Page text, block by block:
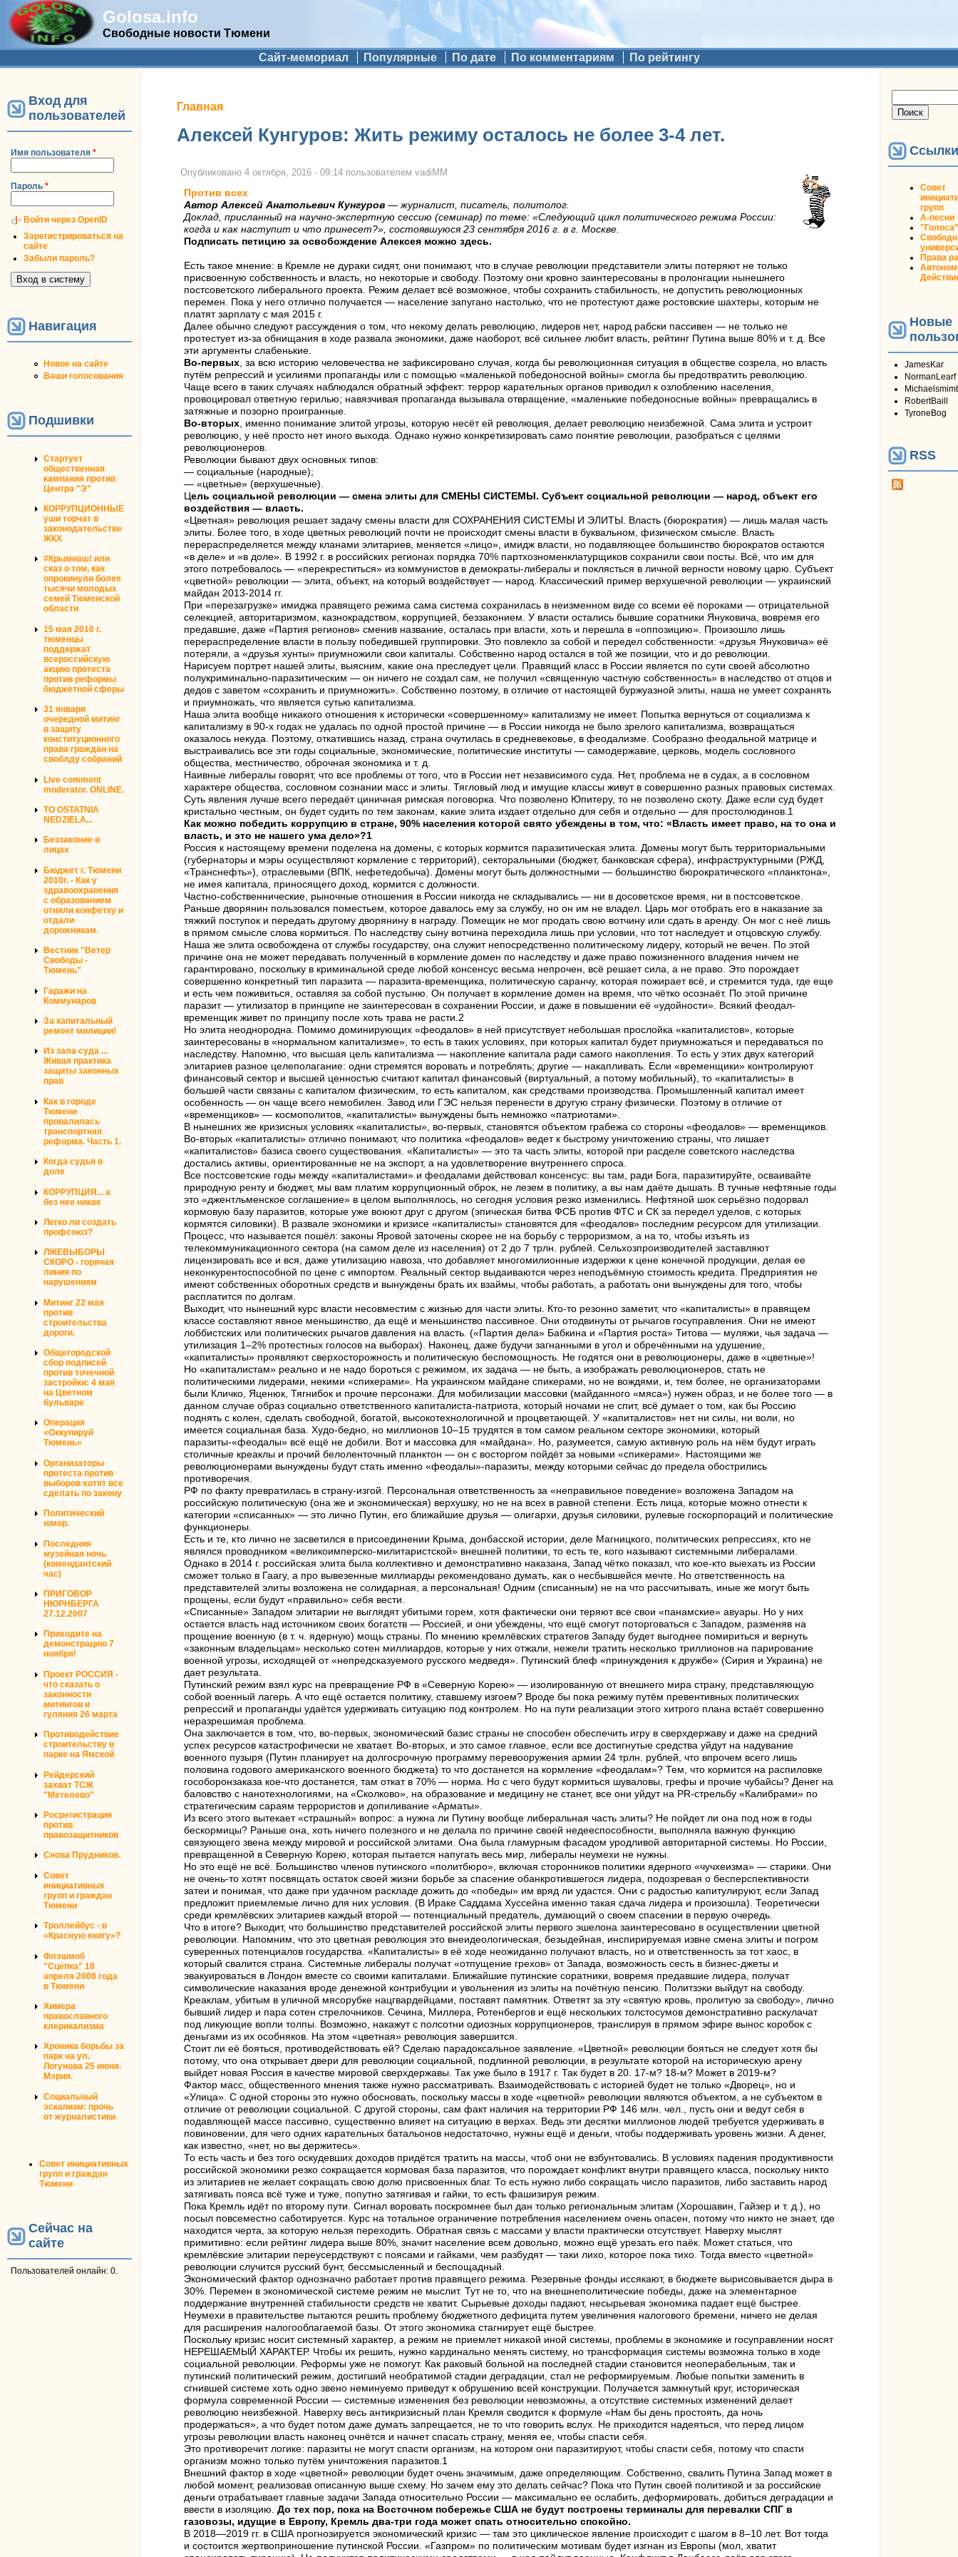
Golosa.info
Свободные новости Тюмени
Дополнительное меню Сайт-мемориал Популярные По дате По комментариям По рейтингу
Вход для
пользователей
Имя пользователя *
Пароль *
Войти через OpenID
Зарегистрироваться на
сайте
Забыли пароль?
Навигация
Новое на сайте
Ваши голосования
Подшивки
Стартует
общественная
кампания против
Центра "Э"
КОРРУПЦИОННЫЕ
уши торчат в
законодательстве
ЖКХ
#Крымнаш! или
сказ о том, как
опрокинули более
тысячи молодых
семей Тюменской
области
15 мая 2010 г.
тюменцы
поддержат
всероссийскую
акцию протеста
против реформы
бюджетной сферы
31 января
очередной митинг
в защиту
конституционного
права граждан на
своблду собраний
Live comment
moderator. ONLINE.
TO OSTATNIA
NEDZIELA...
Беззаконие в
лицах
Бюджет г. Тюмени
2010г. - Как у
здравоохранения
с образованием
отняли конфетку и
отдали
дорожникам.
Вестник "Ветер
Свободы -
Тюмень"
Гаражи на
Коммунаров
За капитальный
ремонт милиции!
Из зала суда ...
Живая практика
защиты законных
прав
Как в городе
Тюмени
провалилась
транспортная
реформа. Часть 1.
Когда судья в
доле
КОРРУПЦИЯ... а
без нее никак
Легко ли создать
профсоюз?
ЛЖЕВЫБОРЫ
СКОРО - горячая
линия по
нарушениям
Митинг 22 мая
против
строительства
дороги.
Общегородской
сбор подписей
против точечной
застройки: 4 мая
на Цветном
бульваре
Операция
«Оккупируй
Тюмень»
Организаторы
протеста против
выборов хотят все
сделать по закону
Политический
юмор.
Последняя
музейная ночь
(комендантский
час)
ПРИГОВОР
НЮРНБЕРГА
27.12.2007
Приходите на
демонстрацию 7
ноября!
Проект РОССИЯ -
что сказать о
законности
митингов и
гуляния 26 марта
Противодействие
строительству в
парке на Ямской
Рейдерский
захват ТСЖ
"Метелево"
Росрегистрация
против
правозащитников
Снова Прудников.
Совет
инициативных
групп и граждан
Тюмени
Троллейбус - в
«Красную книгу»?
Флэшмоб
"Сцепка" 18
апреля 2008 года
в Тюмени
Химера
православного
клерикализма
Хроника борьбы за
парк на ул.
Логунова 25 июня.
Мэрия.
Социальный
эскапизм: прочь
от журналистики
Совет инициативных
групп и граждан
Тюмени
Сейчас на
сайте
Пользователей онлайн: 0.
Вы здесь
Главная
Алексей Кунгуров: Жить режиму осталось не более 3-4 лет.
Опубликовано 4 октября, 2016 - 09:14 пользователем vadiMM
Против всех
Автор Алексей Анатольевич Кунгуров — журналист, писатель, политолог.
Доклад, присланный на научно-экспертную сессию (семинар) по теме: «Следующий цикл политического режима России:
когда и как наступит и что принесет?», состоявшуюся 23 сентября 2016 г. в г. Москве.
Подписать петицию за освобождение Алексея можно здесь.
Есть такое мнение: в Кремле не дураки сидят, они понимают, что в случае революции представители элиты потеряют не только
присвоенную собственность и власть, но некоторые и свободу. Поэтому они кровно заинтересованы в пролонгации нынешнего
постсоветского либерального проекта. Режим делает всё возможное, чтобы сохранить стабильность, не допустить революционных
перемен. Пока у него отлично получается — население запугано настолько, что не протестуют даже ростовские шахтеры, которым не
платят зарплату с мая 2015 г.
Далее обычно следуют рассуждения о том, что некому делать революцию, лидеров нет, народ рабски пассивен — не только не
протестует из-за обнищания в ходе развала экономики, даже наоборот, всё сильнее любит власть, рейтинг Путина выше 80% и т. д. Все
эти аргументы слабенькие.
Во-первых, за всю историю человечества не зафиксировано случая, когда бы революционная ситуация в обществе созрела, но власть
путём репрессий и усилиями пропаганды или с помощью «маленькой победоносной войны» смогла бы предотвратить революцию.
Чаще всего в таких случаях наблюдался обратный эффект: террор карательных органов приводил к озлоблению населения,
провоцировал ответную герилью; навязчивая пропаганда вызывала отвращение, «маленькие победоносные войны» превращались в
затяжные и позорно проигранные.
Во-вторых, именно понимание элитой угрозы, которую несёт ей революция, делает революцию неизбежной. Сама элита и устроит
революцию, у неё просто нет иного выхода. Однако нужно конкретизировать само понятие революции, разобраться с целями
революционеров.
Революции бывают двух основных типов:
— социальные (народные);
— «цветные» (верхушечные).
Цель социальной революции — смена элиты для СМЕНЫ СИСТЕМЫ. Субъект социальной революции — народ, объект его
воздействия — власть.
«Цветная» революция решает задачу смены власти для СОХРАНЕНИЯ СИСТЕМЫ И ЭЛИТЫ. Власть (бюрократия) — лишь малая часть
элиты. Более того, в ходе цветных революций почти не происходит смены власти в буквальном, физическом смысле. Власть
перераспределяется между кланами элитариев, меняется «лицо», имидж власти, но подавляющее большинство бюрократов остаются
«в деле» и «в доле». В 1992 г. в российских регионах порядка 70% партхозноменклатурщиков сохранили свои посты. Всё, что им для
этого потребовалось — «перекреститься» из коммунистов в демократы-либералы и поклясться в личной верности новому царю. Субъект
«цветной» революции — элита, объект, на который воздействует — народ. Классический пример верхушечной революции — украинский
майдан 2013-2014 гг.
При «перезагрузке» имиджа правящего режима сама система сохранилась в неизменном виде со всеми её пороками — отрицательной
селекцией, авторитаризмом, казнокрадством, коррупцией, беззаконием. У власти остались бывшие соратники Януковича, вовремя его
предавшие, даже «Партия регионов» сменив название, осталась при власти, хоть и перешла в «оппозицию». Произошло лишь
перераспределение власти в пользу победившей группировки. Это повлекло за собой и передел собственности: «друзья Януковича» её
потеряли, а «друзья хунты» приумножили свои капиталы. Собственно народ остался в той же позиции, что и до революции.
Нарисуем портрет нашей элиты, выясним, какие она преследует цели. Правящий класс в России является по сути своей абсолютно
полукриминально-паразитическим — он ничего не создал сам, не получил «священную частную собственность» в наследство от отцов и
дедов с заветом «сохранить и приумножить». Собственно поэтому, в отличие от настоящей буржуазной элиты, наша не умеет сохранять
и приумножать, что является сутью капитализма.
Наша элита вообще никакого отношения к исторически «совершенному» капитализму не имеет. Попытка вернуться от социализма к
капитализму в 90-х годах не удалась по одной простой причине — в России никогда не было зрелого капитализма, возвращаться
оказалось некуда. Поэтому, откатившись назад, страна очутилась в средневековье, в феодализме. Сообразно феодальной матрице и
выстраивались все эти годы социальные, экономические, политические институты — самодержавие, церковь, модель сословного
общества, местничество, оброчная экономика и т. д.
Наивные либералы говорят, что все проблемы от того, что в России нет независимого суда. Нет, проблема не в судах, а в сословном
характере общества, сословном сознании масс и элиты. Тягловый люд и имущие классы живут в совершенно разных правовых системах.
Суть явления лучше всего передаёт циничная римская поговорка. Что позволено Юпитеру, то не позволено скоту. Даже если суд будет
кристально честным, он будет судить по тем законам, какие элита издает отдельно для себя и отдельно — для простолюдинов.1
Как можно победить коррупцию в стране, 90% населения которой свято убеждены в том, что: «Власть имеет право, на то она и
власть, и это не нашего ума дело»?1
Россия к настоящему времени поделена на домены, с которых кормится паразитическая элита. Домены могут быть территориальными
(губернаторы и мэры осуществляют кормление с территорий), секторальными (бюджет, банковская сфера), инфраструктурными (РЖД,
«Транснефть»), отраслевыми (ВПК, нефетедобыча). Домены могут быть должностными — большинство бюрократического «планктона»,
не имея капитала, приносящего доход, кормится с должности.
Частно-собственнические, рыночные отношения в России никогда не складывались — ни в досоветское время, ни в постсоветское.
Раньше дворянин пользовался поместьем, которое давалось ему за службу, но он им не владел. Царь мог отобрать его в наказание за
тяжкий поступок и передать другому дворянину в награду. Помещик не мог продать свою вотчину или сдать в аренду. Он мог с неё лишь
в прямом смысле слова кормиться. По наследству сыну вотчина переходила лишь при условии, что тот наследует и отцовскую службу.
Наша же элита освобождена от службы государству, она служит непосредственно политическому лидеру, который не вечен. По этой
причине она не может передавать полученный в кормление домен по наследству и даже право пожизненного владения ничем не
гарантировано, поскольку в криминальной среде любой консенсус весьма непрочен, всё решает сила, а не право. Это порождает
совершенно конкретный тип паразита — паразита-временщика, политическую саранчу, которая пожирает всё, и стремится туда, где еще
и есть чем поживиться, оставляя за собой пустыню. Он получает в кормление домен на время, что чётко осознаёт. По этой причине
паразит — утилизатор в принципе не заинтересован в сохранении России, и даже в повышении её «удойности». Всякий феодал-
временщик живет по принципу после хоть трава не расти.2
Но элита неоднородна. Помимо доминирующих «феодалов» в ней присутствует небольшая прослойка «капиталистов», которые
заинтересованы в «нормальном капитализме», то есть в таких условиях, при которых капитал будет приумножаться и передаваться по
наследству. Напомню, что высшая цель капитализма — накопление капитала ради самого накопления. То есть у этих двух категорий
элитариев разное целеполагание: одни стремятся воровать и потреблять; другие — накапливать. Если «временщики» контролируют
финансовый сектор и высшей ценностью считают капитал финансовый (виртуальный, а потому мобильный), то «капиталисты» в
большей части связаны с капиталом физическим, то есть капиталом, как средствами производства. Промышленный капитал имеет
особенность — он чаще всего немобилен. Завод или ГЭС нельзя перенести в другую страну физически. Поэтому в отличие от
«временщиков» — космополитов, «капиталисты» вынуждены быть немножко «патриотами».
В нынешних же кризисных условиях «капиталисты», во-первых, становятся объектом грабежа со стороны «феодалов» — временщиков.
Во-вторых «капиталисты» отлично понимают, что политика «феодалов» ведет к быстрому уничтожению страны, что лишает
«капиталистов» базиса своего существования. «Капиталисты» — это та часть элиты, которой при расделе советского наследства
достались активы, ориентированные не на экспорт, а на удовлетворение внутреннего спроса.
Все постсоветские годы между «капиталистами» и феодалами действовал консенсус: вы там, ради Бога, паразитируйте, осваивайте
природную ренту и бюджет, мы вам платим коррупционный оброк, не лезем в политику, а вы нам даёте дышать. В тучные нефтяные годы
это «джентльменское соглашение» в целом выполнялось, но сегодня условия резко изменились. Нефтяной шок серьёзно подорвал
кормовую базу паразитов, которые уже воюют друг с другом (эпическая битва ФСБ против ФТС и СК за передел уделов, с которых
кормятся силовики). В развале экономики и кризисе «капиталисты» становятся для «феодалов» последним ресурсом для утилизации.
Процесс, что называется пошёл: законы Яровой заточены скорее не на борьбу с терроризмом, а на то, чтобы изъять из
телекоммуникационного сектора (на самом деле из населения) от 2 до 7 трлн. рублей. Сельхозпроизводителей заставляют
лицензировать все и вся, даже утилизацию навоза, что добавляет многомилионные издержки к цене конечной продукции, делая ее
неконкурентоспособной по цене с импортом. Реальный сектор выдаиваются через неподъёмную стоимость кредита. Предприятия не
имеют собственных оборотных средств и вынуждены брать их взаймы, чтобы работать, а работать они вынуждены для того, чтобы
расплатится по долгам.
Выходит, что нынешний курс власти несовместим с жизнью для части элиты. Кто-то резонно заметит, что «капиталисты» в правящем
классе составляют явное меньшинство, да ещё и меньшинство пассивное. Они отодвинуты от рычагов госуправления. Они не имеют
лоббистских или политических рычагов давления на власть. («Партия дела» Бабкина и «Партия роста» Титова — муляжи, чья задача —
утилизация 1–2% протестных голосов на выборах). Наконец, даже будучи загнанными в угол и обречёнными на удушение,
«капиталисты» проявляют сверхосторожность и политическую беспомощность. Не годятся они в революционеры, даже в «цветные»!
Но «капиталистам» реально и не надо бороться с режимом, их задача — не быть, а изображать революционеров, стать не
политическими лидерами, некими «спикерами». На украинском майдане спикерами, но не вождями, и, тем более, не организаторами
были Кличко, Яценюк, Тягнибок и прочие персонажи. Для мобилизации массовки (майданного «мяса») нужен образ, и не более того — в
данном случае образ социально ответственного капиталиста-патриота, который ночами не спит, всё думает о том, как бы Россию
поднять с колен, сделать свободной, богатой, высокотехнологичной и процветающей. У «капиталистов» нет ни силы, ни воли, но
имеется социальная база. Худо-бедно, но миллионов 10–15 трудятся в том самом реальном секторе экономики, который
паразиты-«феодалы» всё ещё не добили. Вот и массовка для «майдана». Но, разумеется, самую активную роль на нём будут играть
столичные креаклы и прочий белоленточный планктон — он с восторгом пойдёт за новыми «спикерами». Настоящими же
революционерами вынуждены будут стать именно «феодалы»-паразиты, между которыми сейчас до предела обострились
противоречия.
РФ по факту превратилась в страну-изгой. Персональная ответственность за «неправильное поведение» возложена Западом на
российскую политическую (она же и экономическая) верхушку, но не на всех в равной степени. Есть лица, которые можно отнести к
категории «списанных» — это лично Путин, его ближайшие друзья — олигархи, друзья силовики, рулевые госкорпораций и политические
функционеры.
Есть и те, кто лично не засветился в присоединении Крыма, донбасской истории, деле Магницкого, политических репрессиях, кто не
являлся проводником «великоимперско-милитаристской» внешней политики, то есть те, кого называют системными либералами.
Однако в 2014 г. российская элита была коллективно и демонстративно наказана, Запад чётко показал, что кое-кто выехать из России
сможет только в Гаагу, а про вывезенные миллиарды рекомендовано думать, как о несбывшейся мечте. Но ответственность на
представителей элиты возложена не солидарная, а персональная! Одним (списанным) не на что рассчитывать, иные же могут быть
прощены, если будут «правильно» себя вести.
«Списанные» Западом элитарии не выглядят убитыми горем, хотя фактически они теряют все свои «панамские» авуары. Но у них
остается власть над источником своих богатств — Россией, и они убеждены, что ещё смогут поторговаться с Западом, разменяв на
прощение военную (в т. ч. ядерную) мощь страны. По мнению кремлёвских стратегов Западу будет выгоднее помириться и вернуть
«законным владельцам» несколько сотен миллиардов, которые у них отжали, нежели тратить несколько триллионов на парирование
военной угрозы, исходящей от «непредсказуемого русского медведя». Путинский блеф «принуждения к дружбе» (Сирия и Украина) не
дает результата.
Путинский режим взял курс на превращение РФ в «Северную Корею» — изолированную от внешнего мира страну, представляющую
собой военный лагерь. А что ещё остается политику, ставшему изгоем? Вроде бы пока режиму путём превентивных политических
репрессий и пропаганды удаётся удерживать ситуацию под контролем. Но на пути реализации этого хитрого плана встаёт совершенно
неразрешимая проблема.
Она заключается в том, что, во-первых, экономический базис страны не способен обеспечить игру в сверхдержаву и даже на средний
успех ресурсов катастрофически не хватает. Во-вторых, и это самое главное, если все достигнутые средства уйдут на надувание
военного пузыря (Путин планирует на долгосрочную программу перевооружения армии 24 трлн. рублей, что впрочем всего лишь
половина годового американского военного бюджета) то что достанется на кормление «феодалам»? Тем, что кормится на распиловке
гособоронзаказа кое-что достанется, там откат в 70% — норма. Но с чего будут кормиться шуваловы, грефы и прочие чубайсы? Денег на
баловство с нанотехнологиями, на «Сколково», на образование и медицину не станет, все они уйдут на PR-стрельбу «Калибрами» по
стратегическим сараям террористов и допиливание «Арматы».
Из всего этого вытекает «страшный» вопрос: а нужна ли Путину вообще либеральная часть элиты? Не пойдет ли она под нож в годы
бескормицы? Раньше она, хоть ничего полезного и не делала по причине своей недееспособности, выполняла важную функцию
связующего звена между мировой и российской элитами. Она была гламурным фасадом уродливой авторитарной системы. Но России,
превращенной в Северную Корею, которая пытается напугать весь мир, либералы неумехи не нужны.
Но это ещё не всё. Большинство членов путинского «политбюро», включая сторонников политики ядерного «чучхеизма» — старики. Они
не очень-то хотят посвящать остаток своей жизни борьбе за спасение обанкротившегося лидера, подозревая о бесперспективности
затеи и понимая, что даже при удачном раскладе дожить до «победы» им вряд ли удастся. Они с радостью капитулируют, если Запад
предложит приемлемые лично для них условия. (В Ираке Саддама Хуссейна именно такая сдача лидера и произошла). Теоретически
среди кремлёвских элитариев каждый второй — потенциальный предатель, думающий о своем спасении в первую очередь.
Что в итоге? Выходит, что большинство представителей российской элиты первого эшелона заинтересовано в осуществлении цветной
революции. Напомним, что это цветная революция это внеидеологическая, безыдейная, инспирируемая извне смена элиты и погром
суверенных потенциалов государства. «Капиталисты» в её ходе неожиданно получают власть, но и ответственность за тот хаос, в
который свалится страна. Системные либералы получат «отпущение грехов» от Запада, возможность сесть в бизнес-джеты и
эвакуироваться в Лондон вместе со своими капиталами. Ближайшие путинские соратники, вовремя предавшие лидера, получат
символические наказания вроде денежной контрибуции и увольнения из элиты на почётную пенсию. Политзэки выйдут на свободу.
Креаклам, убитым в уличной мясорубке нацгвардейцами, поставят памятник. Ответят за эту «святую кровь, пролитую за свободу», лично
бывший лидер и пара сотен стрелочников. Сечина, Миллера, Ротенбергов и ещё нескольких толстосумов демонстративно раскулачат
под ликующие вопли толпы. Возможно, накажут с полсотни одиозных коррупционеров, транслируя в прямом эфире вынос коробок с
деньгами из их особняков. На этом «цветная» революция завершится.
Стоит ли её бояться, противодействовать ей? Сделаю парадоксальное заявление. «Цветной» революции бояться не следует хотя бы
потому, что она открывает двери для революции социальной, подлинной революции, в результате которой на историческую арену
выйдет новая Россия в качестве мировой сверхдержавы. Так уже было в 1917 г. Так будет в 20. 17-м? 18-м? Может в 2019-м?
Фактор масс, общественного мнения также нужно рассматривать. Взаимодействовать с историей будет не только «Дворец», но и
«Улица». С одной стороны это нужно обосновать, поскольку массы в ходе «цветной» революции являются объектом, а не субъектом в
отличие от революции социальной. С другой стороны, сам факт наличия на территории РФ 146 млн. чел., пусть они и ведут себя в
подавляющей массе пассивно, существенно влияет на ситуацию в верхах. Ведь эти десятки миллионов людей требуется удерживать в
повиновении, для чего одних карательных батальонов недостаточно, нужны ещё и деньги, чтобы поддерживать уровень жизни. А денег,
как известно, «нет, но вы держитесь».
То есть часть и без того оскудевших доходов придётся тратить на массы, чтоб они не взбунтовались. В условиях падения продуктивности
российской экономики резко сокращается кормовая база паразитов, что порождает конфликт внутри правящего класса, поскольку никто
из элитариев не желает сокращать свою долю присвоенных благ. То есть нужно либо сокращать число паразитов, либо заставить народ
затягивать пояса всё туже и туже, попутно затягивая и гайки, то есть фашизируя режим.
Пока Кремль идёт по второму пути. Сигнал воровать поскромнее был дан только региональным элитам (Хорошавин, Гайзер и т. д.), но
посыл повсеместно саботируется. Курс на тотальное ограничение потребления населением очень опасен, потому что никто не знает, где
находится черта, за которую нельзя переходить. Обратная связь с массами у власти практически отсутствует. Наверху мыслят
примитивно: если рейтинг лидера выше 80%, значит население всем довольно, можно ещё урезать его паёк. Может статься, что
кремлёвские элитарии переусердствуют с поясами и гайками, чем разбудят — таки лихо, которое пока тихо. Тогда вместо «цветной»
революции случится русский бунт, бессмысленный и беспощадный.
Экономический фактор однозначно работает против правящего режима. Резервные фонды иссякают, в бюджете вырисовывается дыра в
30%. Перемен в экономической системе режим не мыслит. Тут не то, что на внешнеполитические победы, даже на элементарное
поддержание внутренней стабильности средств не хватит. Сырьевые доходы падают, несырьевая экономика падает ещё быстрее.
Неумехи в правительстве пытаются решить проблему бюджетного дефицита путем увеличения налогового бремени, ничего не делая
для расширения налогооблагаемой базы. От этого экономика стагнирует ещё быстрее.
Поскольку кризис носит системный характер, а режим не приемлет никакой иной системы, проблемы в экономике и госуправлении носят
НЕРЕШАЕМЫЙ ХАРАКТЕР. Чтобы их решить, нужно кардинально менять систему, но трансформация системы возможна только в ходе
социальной революции. Реформы уже не помогут. Как раковый больной на последней стадии становится неоперабельным, так и
путинский политический режим, достигший необратимой стадии деградации, стал не реформируемым. Любые попытки заменить в
сгнившей системе хоть одно звено неминуемо приведут к обрушению всей конструкции. Получается замкнутый круг, историческая
формула современной России — системные изменения без революции невозможны, а отсутствие системных изменений делает
революцию неизбежной. Наверху весь антикризисный план Кремля сводится к формуле «Нам бы день простоять, да ночь
продержаться», а что будет потом даже думать запрещается, не то что говорить вслух. Не приходится надеяться, что перед лицом
угрозы революции власть наконец очнётся и начнет спасать страну, меняя ее, чтобы спасти себя.
Это противоречит логике: паразиты не могут спасти организм, на котором они паразитируют, чтобы спасти себя, потому что спасти
организм можно только путём уничтожения паразитов.1
Внешний фактор в ходе «цветной» революции будет очень значимым, даже определяющим. Собственно, свалить Путина Запад может в
любой момент, реализовав описанную выше схему. Но зачем ему это делать сейчас? Пока что Путин своей политикой и за российские
деньги отрабатывает главные задачи Запада относительно России — максимально ее ослабить, деформировать, добиться деградации и
ввести в изоляцию. До тех пор, пока на Восточном побережье США не будут построены терминалы для перевалки СПГ в
газовозы, идущие в Европу, Кремль два-три года может спать относительно спокойно.
В 2018—2019 гг. в США прогнозируется экономический кризис — там это циклическое явление происходит с шагом в 8–10 лет. Вот тогда
и состоится жертвоприношение путинской России. «Газпром» по политическим мотивам будет изгнан из Европы (мол, хватит
поиска
Ссылки
Совет
групп
А-песни
Права
Новые
JamesKar
NormanLearf
RobertBaill
TyroneBog
RSS